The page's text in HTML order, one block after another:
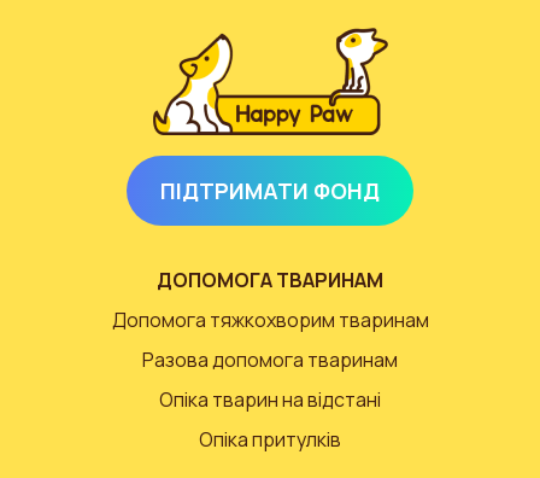
ПІДТРИМАТИ ФОНД
ДОПОМОГА ТВАРИНАМ
Допомога тяжкохворим тваринам
Разова допомога тваринам
Опіка тварин на відстані
Опіка притулків